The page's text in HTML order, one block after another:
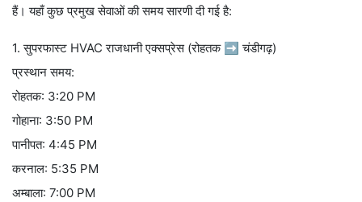
हैं। यहाँ कुछ प्रमुख सेवाओं की समय सारणी दी गई है:
1. सुपरफास्ट HVAC राजधानी एक्सप्रेस (रोहतक ➡ चंडीगढ़)
प्रस्थान समय:
रोहतक: 3:20 PM
गोहाना: 3:50 PM
पानीपत: 4:45 PM
करनाल: 5:35 PM
अम्बाला: 7:00 PM